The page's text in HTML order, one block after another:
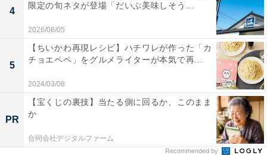
ドリーミング筍シウマイ弁当は事前の予約をおすすめ
」の販売期間は、2024年
6月21日～6月30日（予定）。店頭での販売は、神奈川・
4
限定の旬ネタが登場「だいぶ美味しそう...
2026/08/05
5
【ちいかわ再現レシピ】ハチワレが作った「カ
チョエペペ」をグルメライターが本気で再...
2024/03/08
PR
【宝くじの裏技】当たる側に回るか、このまま
か
合同会社デジタルファーム
Recommended by